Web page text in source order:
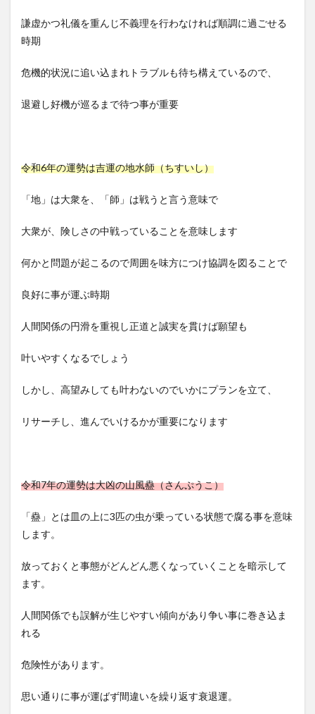
謙虚かつ礼儀を重んじ不義理を行わなければ順調に過ごせる
時期
危機的状況に追い込まれトラブルも待ち構えているので、
退避し好機が巡るまで待つ事が重要
令和6年の運勢は吉運の地水師（ちすいし）
「地」は大衆を、「師」は戦うと言う意味で
大衆が、険しさの中戦っていることを意味します
何かと問題が起こるので周囲を味方につけ協調を図ることで
良好に事が運ぶ時期
人間関係の円滑を重視し正道と誠実を貫けば願望も
叶いやすくなるでしょう
しかし、高望みしても叶わないのでいかにプランを立て、
リサーチし、進んでいけるかが重要になります
令和7年の運勢は大凶の山風蠱（さんぷうこ）
「蠱」とは皿の上に3匹の虫が乗っている状態で腐る事を意味
します。
放っておくと事態がどんどん悪くなっていくことを暗示して
ます。
人間関係でも誤解が生じやすい傾向があり争い事に巻き込ま
れる
危険性があります。
思い通りに事が運ばず間違いを繰り返す衰退運。